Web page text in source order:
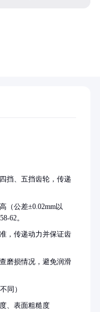
挡、五挡齿轮，传递
（公差±0.02mm以
62。
，传递动力并保证齿
磨损情况，避免润滑
同）
、表面粗糙度